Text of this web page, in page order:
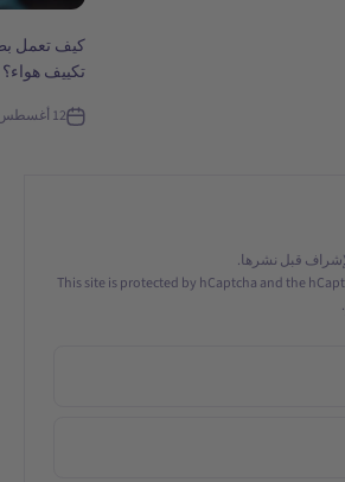
كيف تعمل
تكييف هواء؟
12 أغسطس 2024
قبل نشرها.
This site is protected by hCaptcha and the